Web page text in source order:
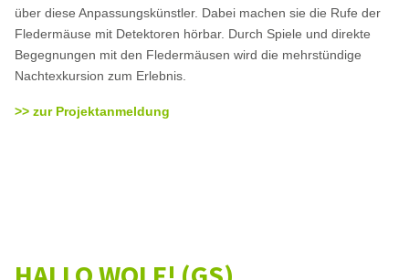
über diese Anpassungskünstler. Dabei machen sie die Rufe der
Fledermäuse mit Detektoren hörbar. Durch Spiele und direkte
Begegnungen mit den Fledermäusen wird die mehrstündige
Nachtexkursion zum Erlebnis.
>> zur Projektanmeldung